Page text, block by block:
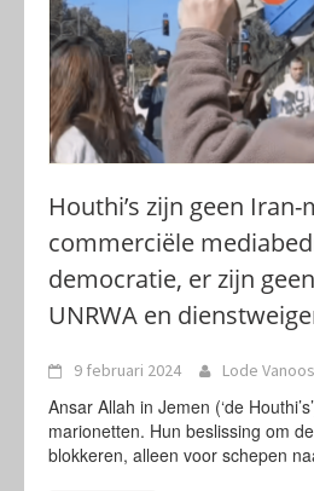
Houthi’s zijn geen
commerciële
democratie, er zijn
UNRWA en
9 februari 2024 Lode
Ansar Allah in Jemen (‘de
marionetten. Hun beslissing om
blokkeren, alleen voor schepen